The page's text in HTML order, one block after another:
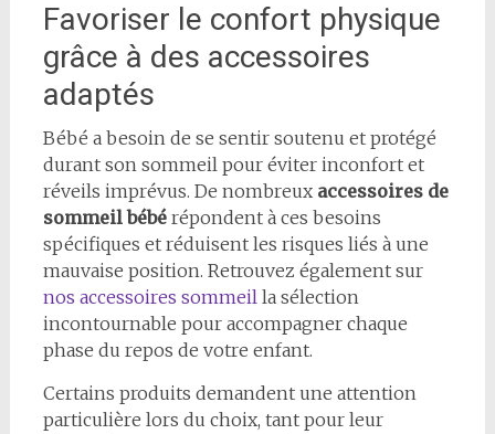
Favoriser le confort physique
grâce à des accessoires
adaptés
Bébé a besoin de se sentir soutenu et protégé
durant son sommeil pour éviter inconfort et
réveils imprévus. De nombreux accessoires de
sommeil bébérépondent à ces besoins
spécifiques et réduisent les risques liés à une
mauvaise position. Retrouvez également sur
nos accessoires sommeilla sélection
incontournable pour accompagner chaque
phase du repos de votre enfant.
Certains produits demandent une attention
particulière lors du choix, tant pour leur